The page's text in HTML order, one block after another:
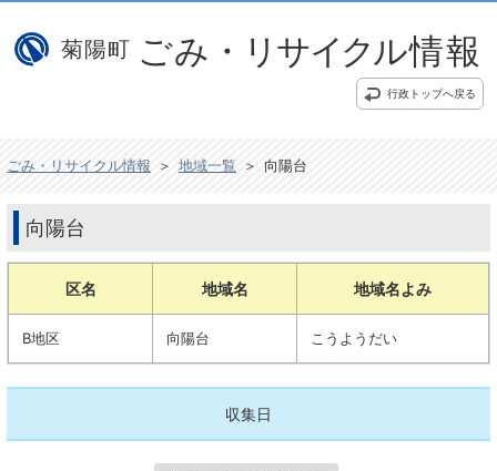
行政トップへ戻る
ごみ・リサイクル情報 ＞ 地域一覧 ＞ 向陽台
向陽台
区名 地域名 地域名よみ
B地区 向陽台 こうようだい
収集日